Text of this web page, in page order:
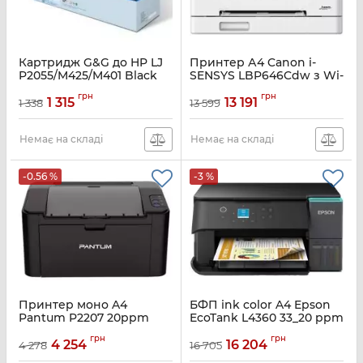
Картридж G&G до HP LJ
P2055/M425/M401 Black
(6900 стор)
Артикул: G&G-505X/280X
1 338 1 315 грн
Немає на складі
Принтер А4 Canon i-
SENSYS LBP646Cdw з Wi-
Артикул: 6929C007
13 599 13 191 грн
Немає на складі
-0.56 %
Принтер моно A4
Pantum P2207 20ppm
4 278 4 254 грн
-3 %
БФП ink color A4 Epson
EcoTank L4360 33_20 ppm
Black Pigment
Артикул: C11CL41411
16 705 16 204 грн